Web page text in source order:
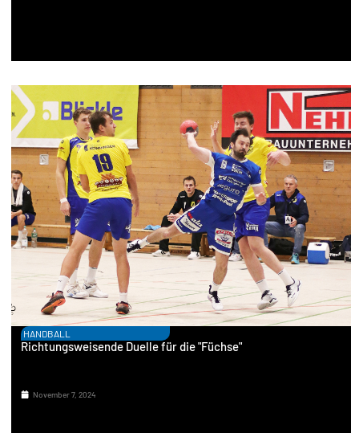
HANDBALL
Richtungsweisende Duelle für die "Füchse"
November 7, 2024